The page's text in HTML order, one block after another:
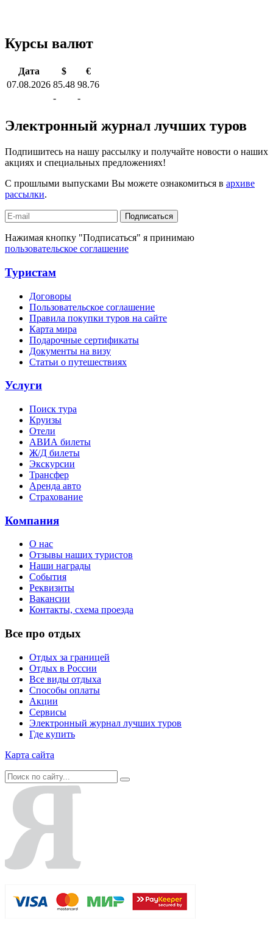
Курсы валют
Дата $
€
07.08.2026 85.48 98.76
-
-
Электронный журнал лучших туров
Подпишитесь на нашу рассылку и получайте новости о наших
акциях и специальных предложениях!
С прошлыми выпусками Вы можете ознакомиться в архиве
рассылки.
Подписаться
Нажимая кнопку "Подписаться" я принимаю
пользовательское соглашение
Туристам
Договоры
Пользовательское соглашение
Правила покупки туров на сайте
Карта мира
Подарочные сертификаты
Документы на визу
Статьи о путешествиях
Услуги
Поиск тура
Круизы
Отели
АВИА билеты
Ж/Д билеты
Экскурсии
Трансфер
Аренда авто
Страхование
Компания
О нас
Отзывы наших туристов
Наши награды
События
Реквизиты
Вакансии
Контакты, схема проезда
Все про отдых
Отдых за границей
Отдых в России
Все виды отдыха
Способы оплаты
Акции
Сервисы
Электронный журнал лучших туров
Где купить
Карта сайта